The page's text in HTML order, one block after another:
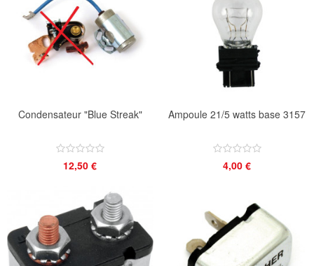
Condensateur "Blue Streak"
12,50 €
Ampoule 21/5 watts base 3157
4,00 €